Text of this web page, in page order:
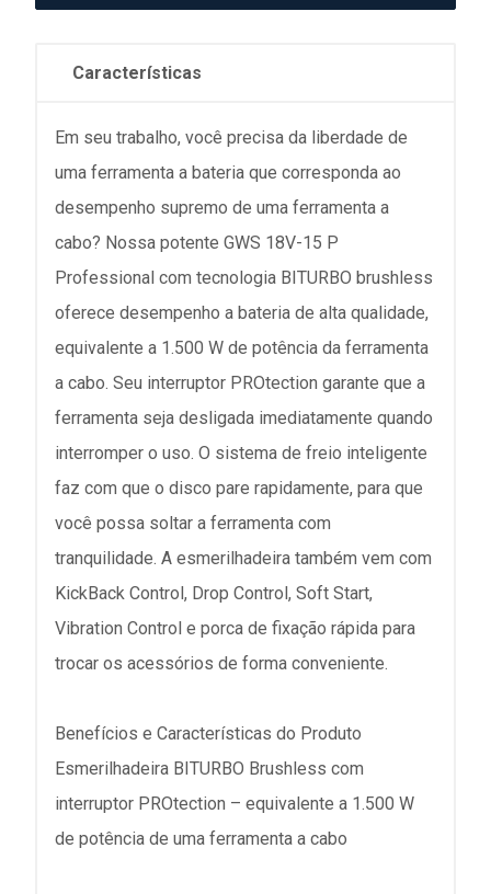
Características
Em seu trabalho, você precisa da liberdade de
uma ferramenta a bateria que corresponda ao
desempenho supremo de uma ferramenta a
cabo? Nossa potente GWS 18V-15 P
Professional com tecnologia BITURBO brushless
oferece desempenho a bateria de alta qualidade,
equivalente a 1.500 W de potência da ferramenta
a cabo. Seu interruptor PROtection garante que a
ferramenta seja desligada imediatamente quando
interromper o uso. O sistema de freio inteligente
faz com que o disco pare rapidamente, para que
você possa soltar a ferramenta com
tranquilidade. A esmerilhadeira também vem com
KickBack Control, Drop Control, Soft Start,
Vibration Control e porca de fixação rápida para
trocar os acessórios de forma conveniente.
Benefícios e Características do Produto
Esmerilhadeira BITURBO Brushless com
interruptor PROtection – equivalente a 1.500 W
de potência de uma ferramenta a cabo